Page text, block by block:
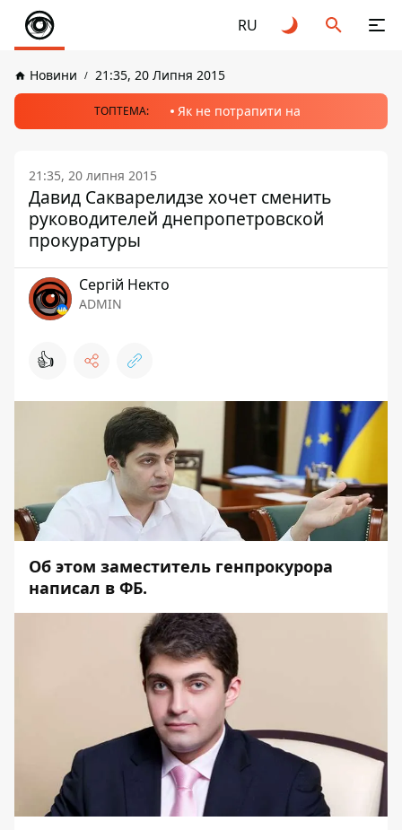
RU
Новини 21:35, 20 Липня 2015
ТОПТЕМА: Як не потрапити на
21:35, 20 липня 2015
Давид Сакварелидзе хочет сменить
руководителей днепропетровской
прокуратуры
Сергій Некто
ADMIN
👍
Об этом заместитель генпрокурора
написал в ФБ.